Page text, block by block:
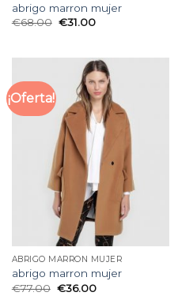
abrigo marron mujer
€68.00 €31.00
¡Oferta!
ABRIGO MARRON MUJER
abrigo marron mujer
€77.00 €36.00